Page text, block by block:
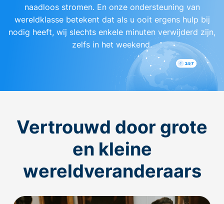
naadloos stromen. En onze ondersteuning van
wereldklasse betekent dat als u ooit ergens hulp bij
nodig heeft, wij slechts enkele minuten verwijderd zijn,
zelfs in het weekend.
Vertrouwd door grote
en kleine
wereldveranderaars